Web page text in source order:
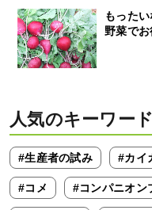
もった
野菜でお
人気のキーワード
#生産者の試み #カイ
#コメ #コンパニオン